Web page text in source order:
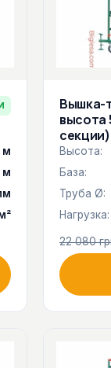
м
м
Вышка-
высота
секции)
Высота:
База:
Труба Ø:
Нагрузка:
22 080